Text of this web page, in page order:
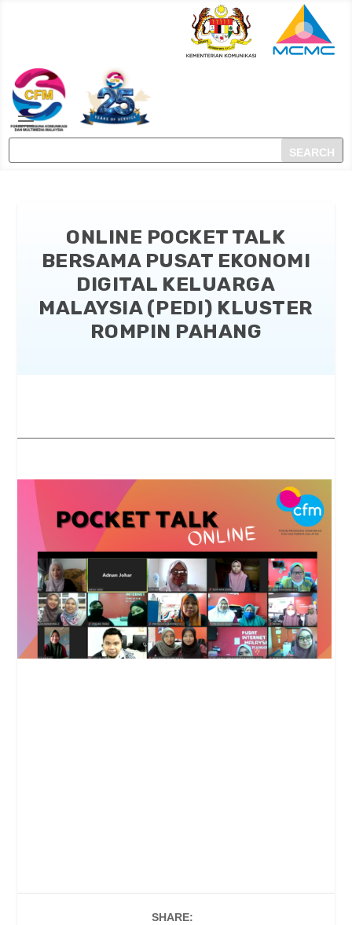
ONLINE POCKET TALK
BERSAMA PUSAT EKONOMI
DIGITAL KELUARGA
MALAYSIA (PEDI) KLUSTER
ROMPIN PAHANG
SHARE: